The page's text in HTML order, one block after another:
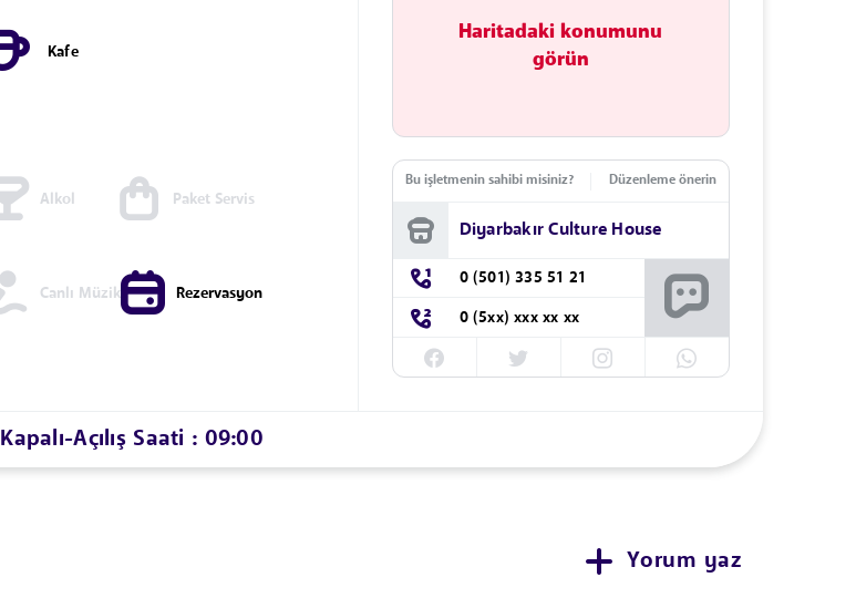
Kafe
Alkol Paket Servis
Canlı Müzik Rezervasyon
Haritadaki konumunu
görün
Bu işletmenin sahibi misiniz? Düzenleme önerin
Diyarbakır Culture House
0 (501) 335 51 21
0 (5xx) xxx xx xx
Kapalı-Açılış Saati : 09:00
Yorum yaz